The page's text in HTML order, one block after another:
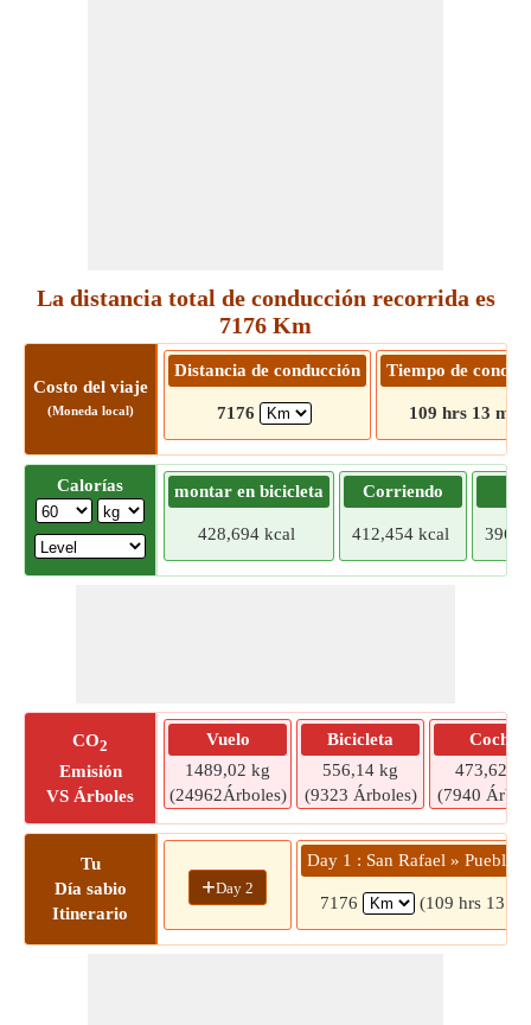
La distancia total de conducción recorrida es
7176 Km
Costo del viaje
(Moneda local)
Distancia de conducción
7176
Tiempo de
109 hrs 13 mins
Calorías montar en bicicleta
428,694 kcal
Corriendo
412,454 kcal
CO2
Emisión
VS Árboles
Vuelo
1489,02 kg
(24962Árboles)
Bicicleta
556,14 kg
(9323 Árboles)
Coche
473,62 kg
(7940
Tu
Día sabio
Itinerario
+Day 2
Day 1 : San Rafael » Pueblo
7176 (109 hrs 13